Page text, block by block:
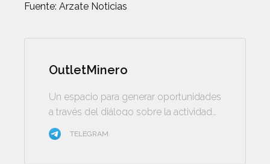
Fuente: Arzate Noticias
OutletMinero
Un espacio para generar oportunidades
a través del diálogo sobre la actividad
minera
TELEGRAM